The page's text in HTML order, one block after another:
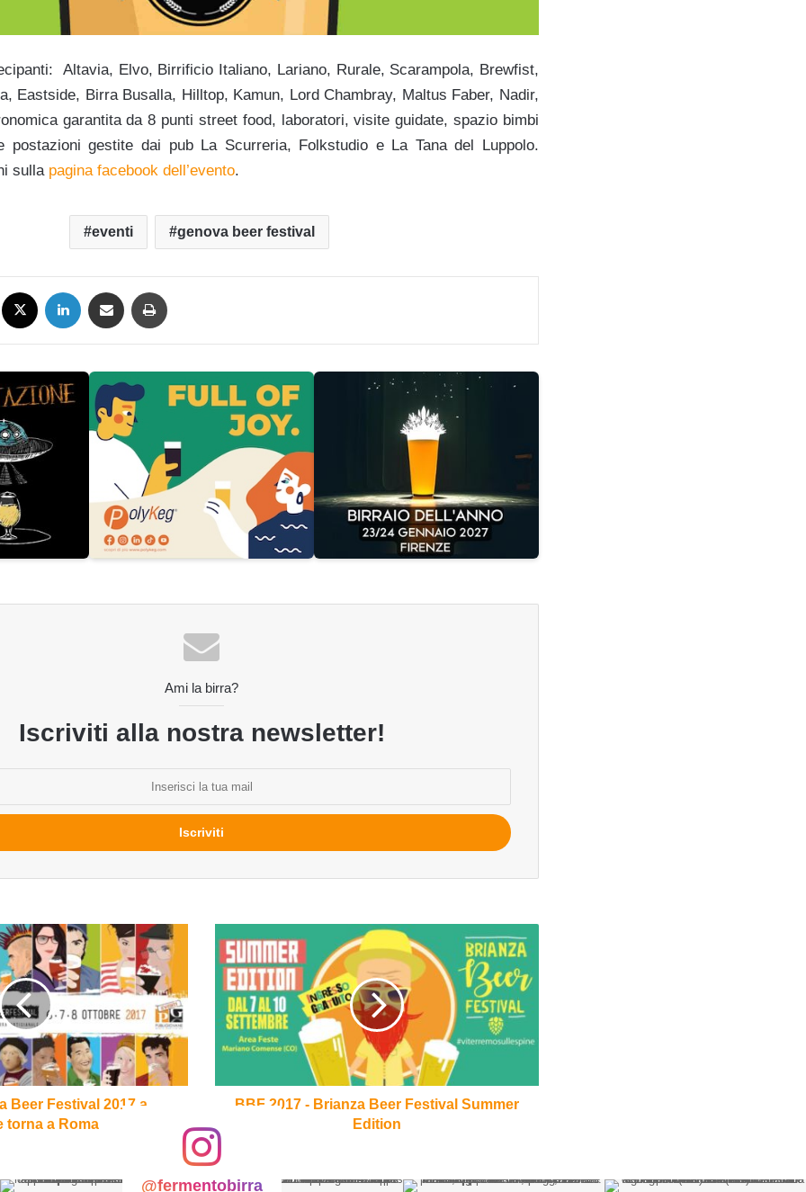
Altavia, Elvo, Birrificio Italiano, Lariano, Rurale, Scarampola, Brewfist,
Eastside, Birra Busalla, Hilltop, Kamun, Lord Chambray, Maltus Faber, Nadir,
garantita da 8 punti street food, laboratori, visite guidate, spazio bimbi
gestite dai pub La Scurreria, Folkstudio e La Tana del Luppolo.
sulla pagina facebook dell’evento.
eventi genova beer festival
Facebook LinkedIn Condividi via mail
Ami la birra?
Iscriviti alla nostra newsletter!
Beer Festival 2017 a
torna a Roma
2017
Brianza
Beer
Festival
Summer
BBF 2017 - Brianza Beer Festival Summer
Edition
@fermentobirra